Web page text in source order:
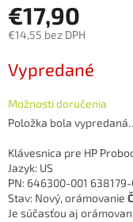
€17,90
€14,55 bez DPH
cena:
Vypredané
Možnosti doručenia
Položka bola
Klávesnica pre HP
Jazyk: US
PN: 646300-001 638179-
Stav: Nový, orámovanie
Je súčasťou aj